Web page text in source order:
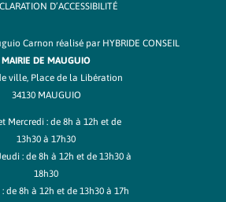
D’ACCESSIBILITÉ
Carnon réalisé par HYBRIDE CONSEIL
MAIRIE DE MAUGUIO
ville, Place de la Libération
34130 MAUGUIO
Mercredi : de 8h à 12h et de
13h30 à 17h30
: de 8h à 12h et de 13h30 à
18h30
de 8h à 12h et de 13h30 à 17h